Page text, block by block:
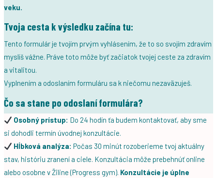
veku.
Tvoja cesta k výsledku začína tu:
Tento formulár je tvojím prvým vyhlásením, že to so svojím zdravím
myslíš vážne. Práve toto môže byť začiatok tvojej ceste za zdravím
a vitalitou.
Vyplnením a odoslaním formuláru sa k niečomu nezaväzuješ.
Čo sa stane po odoslaní formulára?
Osobný prístup: Do 24 hodín ťa budem kontaktovať, aby sme
si dohodli termín úvodnej konzultácie.
Hĺbková analýza: Počas 30 minút rozoberieme tvoj aktuálny
stav, históriu zranení a ciele. Konzultácia môže prebehnúť online
alebo osobne v Žiline (Progress gym). Konzultácie je úplne